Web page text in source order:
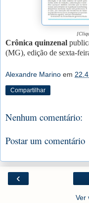
Crônica quinzenal
(MG), edição de sexta-
Alexandre Marino em
Compartilhar
Nenhum comentário:
Postar um comentário
‹
Ver